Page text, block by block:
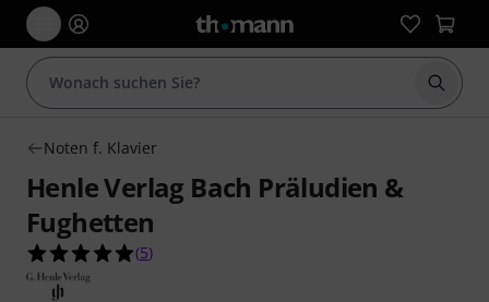
Suche
Noten f. Klavier
Henle Verlag Bach Präludien &
Fughetten
5.0 von 5 Sternen aus 5 Kundenbewertungen
(5)